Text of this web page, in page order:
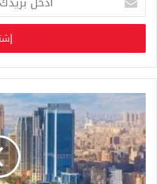
خ
ب
ر
ي
د
ك
ا
ل
إ
ل